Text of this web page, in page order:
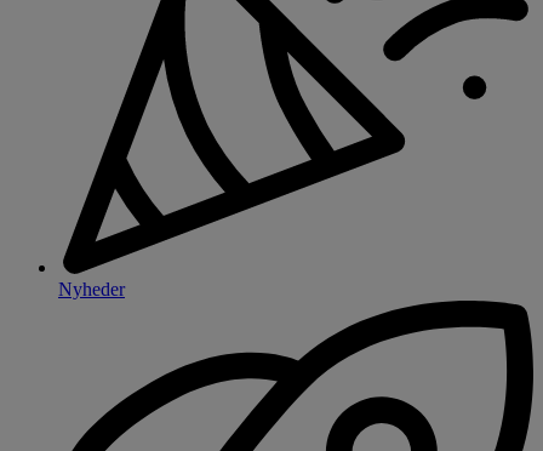
Nyheder